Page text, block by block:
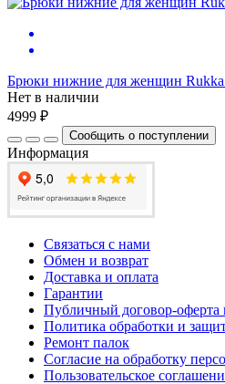
Брюки нижние для женщин Rukka
Нет в наличии
4999 ₽
Сообщить о поступлении
Информация
Связаться с нами
Обмен и возврат
Доставка и оплата
Гарантии
Публичный договор-оферта
Политика обработки и
Ремонт палок
Согласие на обработку
Пользовательское